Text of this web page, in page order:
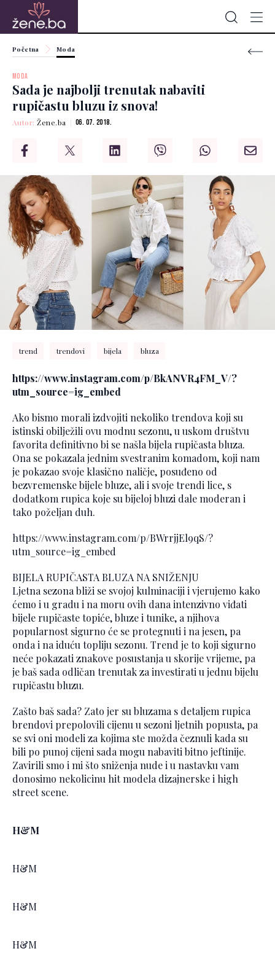
Početna Moda
MODA
Sada je najbolji trenutak nabaviti
rupičastu bluzu iz snova!
Autor:Žene.ba 06. 07. 2018.
trend trendovi bijela bluza
https://www.instagram.com/p/BkANVR4FM_V/?
utm_source=ig_embed
Ako bismo morali izdvojiti nekoliko trendova koji su
istinski obilježili ovu modnu sezonu, u uskom društvu
favorita definitivno bi se našla bijela rupičasta bluza.
Ona se pokazala jednim svestranim komadom, koji nam
je pokazao svoje klasično naličje, posuđeno od
bezvremenske bijele bluze, ali i svoje trendi lice, s
dodatkom rupica koje su bijeloj bluzi dale moderan i
tako poželjan duh.
https://www.instagram.com/p/BWrrjjEl9qS/?
utm_source=ig_embed
BIJELA RUPIČASTA BLUZA NA SNIŽENJU
Ljetna sezona bliži se svojoj kulminaciji i vjerujemo kako
ćemo i u gradu i na moru ovih dana intenzivno viđati
bijele rupičaste topiće, bluze i tunike, a njihova
popularnost sigurno će se protegnuti i na jesen, pa
onda i na iduću topliju sezonu. Trend je to koji sigurno
neće pokazati znakove posustanja u skorije vrijeme, pa
je baš sada odličan trenutak za investirati u jednu bijelu
rupičastu bluzu.
Zašto baš sada? Zato jer su bluzama s detaljem rupica
brendovi prepolovili cijenu u sezoni ljetnih popusta, pa
se svi oni modeli za kojima ste možda čeznuli kada su
bili po punoj cijeni sada mogu nabaviti bitno jeftinije.
Zavirili smo i mi što sniženja nude i u nastavku vam
donosimo nekolicinu hit modela dizajnerske i high
street scene.
H&M
H&M
H&M
H&M